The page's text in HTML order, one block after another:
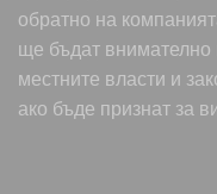
обратно на
ще бъдат внимателно
местните власти и
ако бъде признат за